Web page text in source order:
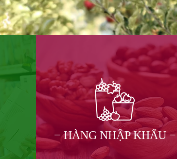
− HÀNG NHẬP KHẨU −